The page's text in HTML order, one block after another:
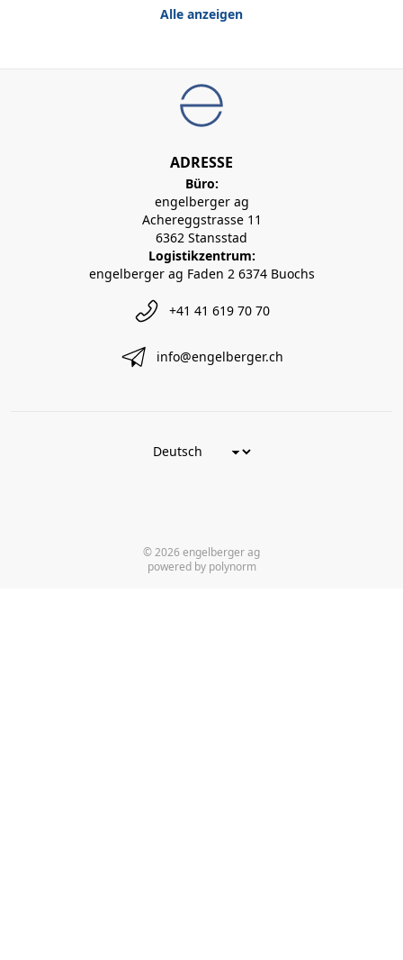
Alle anzeigen
ADRESSE
Büro:
engelberger ag
Achereggstrasse 11
6362 Stansstad
Logistikzentrum:
engelberger ag Faden 2 6374 Buochs
+41 41 619 70 70
info@engelberger.ch
© 2026 engelberger ag
powered by polynorm